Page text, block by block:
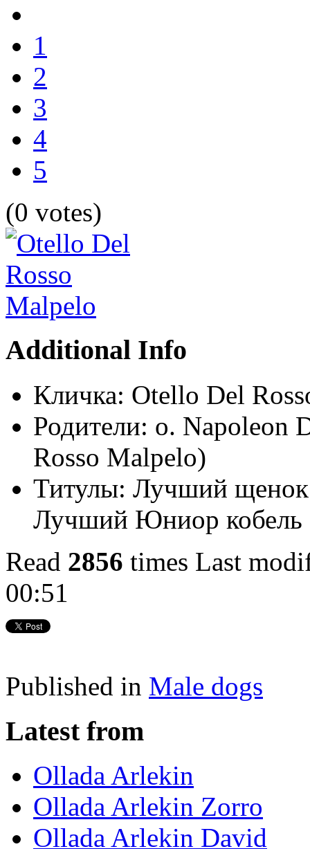
1
2
3
4
5
(0 votes)
Additional Info
Кличка: Otello Del
Родители: о. Napoleon
Rosso Malpelo)
Титулы: Лучший щенок
Лучший Юниор кобель
Read 2856 times Last
00:51
Published in Male dogs
Latest from
Ollada Arlekin
Ollada Arlekin Zorro
Ollada Arlekin David